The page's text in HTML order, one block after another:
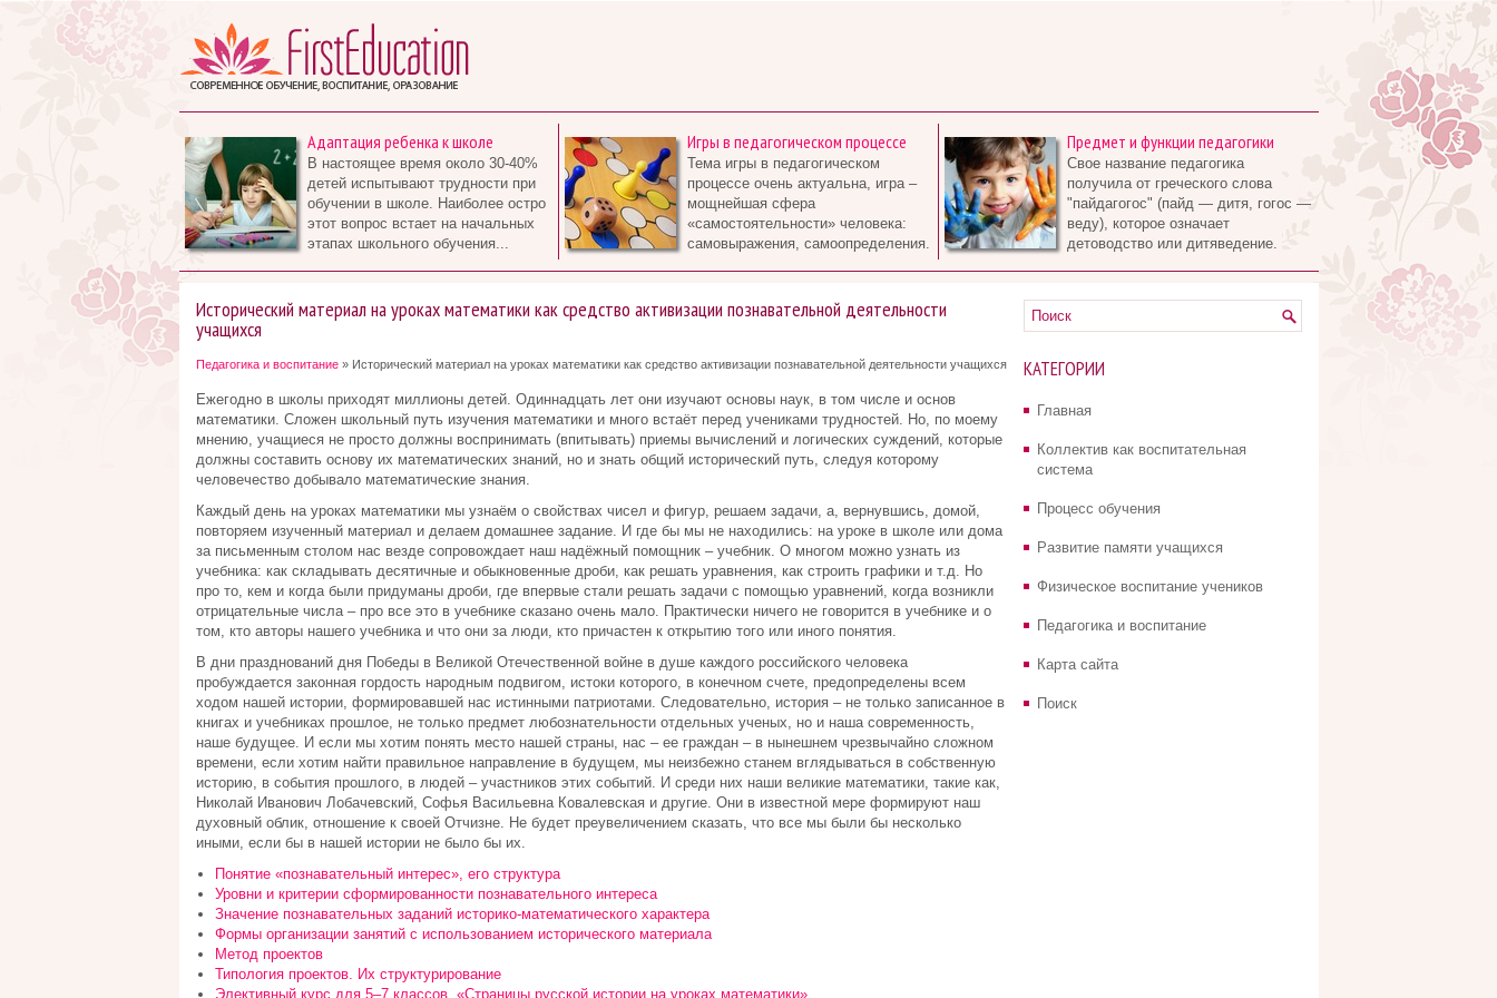
Адаптация ребенка к школе
В настоящее время около 30-40%
детей испытывают трудности при
обучении в школе. Наиболее остро
этот вопрос встает на начальных
этапах школьного обучения...
Игры в педагогическом процессе
Тема игры в педагогическом
процессе очень актуальна, игра –
мощнейшая сфера
«самостоятельности» человека:
самовыражения, самоопределения.
Предмет и функции педагогики
Свое название педагогика
получила от греческого слова
"пайдагогос" (пайд — дитя, гогос —
веду), которое означает
детоводство или дитяведение.
Исторический материал на уроках математики как средство активизации познавательной деятельности
учащихся
Педагогика и воспитание» Исторический материал на уроках математики как средство активизации познавательной деятельности учащихся
Ежегодно в школы приходят миллионы детей. Одиннадцать лет они изучают основы наук, в том числе и основ
математики. Сложен школьный путь изучения математики и много встаёт перед учениками трудностей. Но, по моему
мнению, учащиеся не просто должны воспринимать (впитывать) приемы вычислений и логических суждений, которые
должны составить основу их математических знаний, но и знать общий исторический путь, следуя которому
человечество добывало математические знания.
Каждый день на уроках математики мы узнаём о свойствах чисел и фигур, решаем задачи, а, вернувшись, домой,
повторяем изученный материал и делаем домашнее задание. И где бы мы не находились: на уроке в школе или дома
за письменным столом нас везде сопровождает наш надёжный помощник – учебник. О многом можно узнать из
учебника: как складывать десятичные и обыкновенные дроби, как решать уравнения, как строить графики и т.д. Но
про то, кем и когда были придуманы дроби, где впервые стали решать задачи с помощью уравнений, когда возникли
отрицательные числа – про все это в учебнике сказано очень мало. Практически ничего не говорится в учебнике и о
том, кто авторы нашего учебника и что они за люди, кто причастен к открытию того или иного понятия.
В дни празднований дня Победы в Великой Отечественной войне в душе каждого российского человека
пробуждается законная гордость народным подвигом, истоки которого, в конечном счете, предопределены всем
ходом нашей истории, формировавшей нас истинными патриотами. Следовательно, история – не только записанное в
книгах и учебниках прошлое, не только предмет любознательности отдельных ученых, но и наша современность,
наше будущее. И если мы хотим понять место нашей страны, нас – ее граждан – в нынешнем чрезвычайно сложном
времени, если хотим найти правильное направление в будущем, мы неизбежно станем вглядываться в собственную
историю, в события прошлого, в людей – участников этих событий. И среди них наши великие математики, такие как,
Николай Иванович Лобачевский, Софья Васильевна Ковалевская и другие. Они в известной мере формируют наш
духовный облик, отношение к своей Отчизне. Не будет преувеличением сказать, что все мы были бы несколько
иными, если бы в нашей истории не было бы их.
Понятие «познавательный интерес», его структура
Уровни и критерии сформированности познавательного интереса
Значение познавательных заданий историко-математического характера
Формы организации занятий с использованием исторического материала
Метод проектов
Типология проектов. Их структурирование
Элективный курс для 5–7 классов. «Страницы русской истории на уроках математики»
КАТЕГОРИИ
Главная
Коллектив как воспитательная
система
Процесс обучения
Развитие памяти учащихся
Физическое воспитание учеников
Педагогика и воспитание
Карта сайта
Поиск